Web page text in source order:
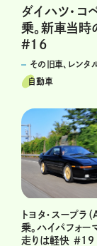
ダイハツ・コ
乗。新車当時
#16
その旧車、レンタ
自動車
トヨタ・スープラ
乗。ハイパフォー
走りは軽快 ＃19